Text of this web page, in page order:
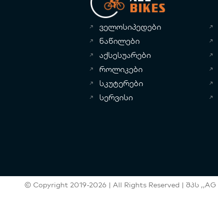
ველოსიპედები
ნაწილები
აქსესუარები
როლიკები
სკუტერები
სერვისი
© Copyright 2019-2026 | All Rights Reserved | შპს